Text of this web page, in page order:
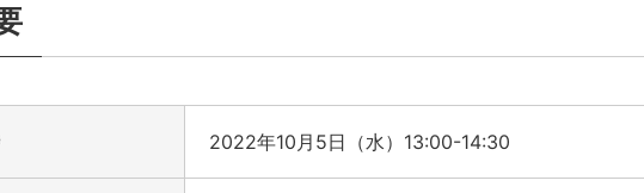
2022年10月5日（水）13:00-14:30